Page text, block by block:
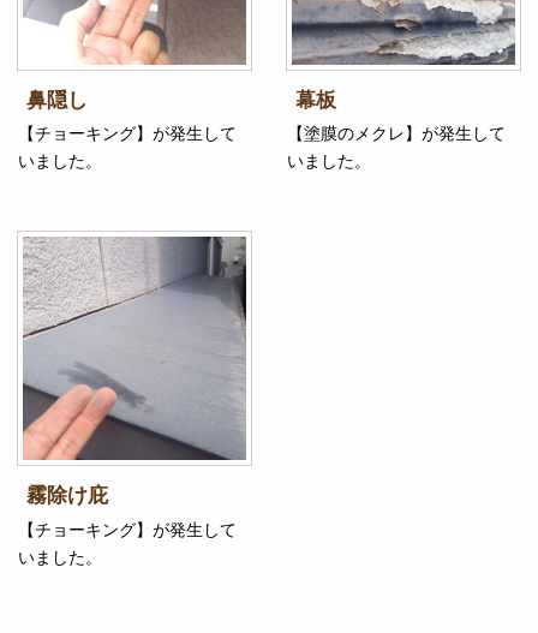
鼻隠し
【チョーキング】が発生して
いました。
幕板
【塗膜のメクレ】が発生して
いました。
霧除け庇
【チョーキング】が発生して
いました。